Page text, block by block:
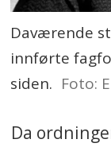
Daværende
innførte
siden. Foto:
Da